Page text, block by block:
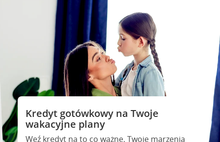
Kredyt gotówkowy na Twoje
wakacyjne plany
Weź kredyt na to co ważne. Twoje marzenia